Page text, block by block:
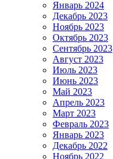
Январь 2024
Декабрь 2023
Ноябрь 2023
Октябрь 2023
Сентябрь 2023
Август 2023
Июль 2023
Июнь 2023
Май 2023
Апрель 2023
Март 2023
Февраль 2023
Январь 2023
Декабрь 2022
Ноябрь 2022